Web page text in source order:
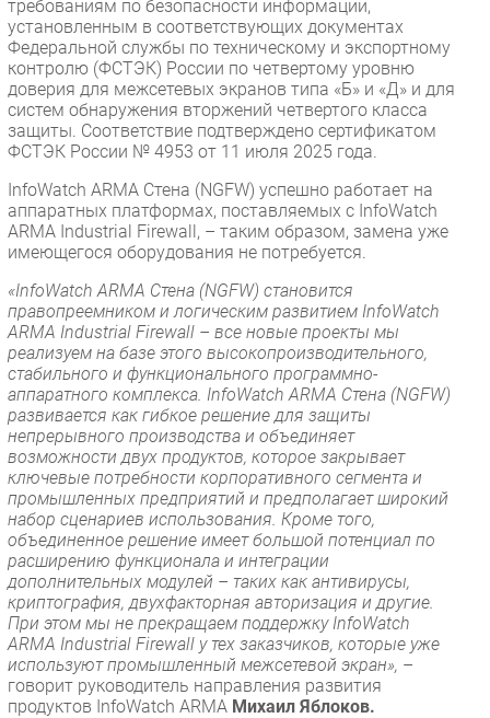
Тестовый стенд
Каталог компаний
требованиям по безопасности информации,
установленным в соответствующих документах
Федеральной службы по техническому и экспортному
контролю (ФСТЭК) России по четвертому уровню
доверия для межсетевых экранов типа «Б» и «Д» и для
систем обнаружения вторжений четвертого класса
защиты. Соответствие подтверждено сертификатом
ФСТЭК России № 4953 от 11 июля 2025 года.
InfoWatch ARMA Стена (NGFW) успешно работает на
аппаратных платформах, поставляемых с InfoWatch
ARMA Industrial Firewall, – таким образом, замена уже
имеющегося оборудования не потребуется.
«InfoWatch ARMA Стена (NGFW) становится
правопреемником и логическим развитием InfoWatch
ARMA Industrial Firewall – все новые проекты мы
реализуем на базе этого высокопроизводительного,
стабильного и функционального программно-
аппаратного комплекса. InfoWatch ARMA Стена (NGFW)
развивается как гибкое решение для защиты
непрерывного производства и объединяет
возможности двух продуктов, которое закрывает
ключевые потребности корпоративного сегмента и
промышленных предприятий и предполагает широкий
набор сценариев использования. Кроме того,
объединенное решение имеет большой потенциал по
расширению функционала и интеграции
дополнительных модулей – таких как антивирусы,
криптография, двухфакторная авторизация и другие.
При этом мы не прекращаем поддержку InfoWatch
ARMA Industrial Firewall у тех заказчиков, которые уже
используют промышленный межсетевой экран», –
говорит руководитель направления развития
продуктов InfoWatch ARMA Михаил Яблоков.